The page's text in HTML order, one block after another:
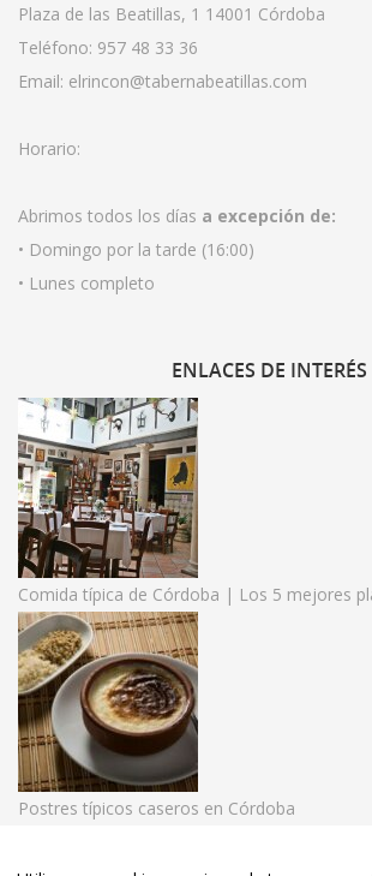
Plaza de las Beatillas, 1 14001 Córdoba
Teléfono: 957 48 33 36
Email: elrincon@tabernabeatillas.com
Horario:
Abrimos todos los días a excepción de:
• Domingo por la tarde (16:00)
• Lunes completo
ENLACES DE INTERÉS
Comida típica de Córdoba | Los 5 mejores
Postres típicos caseros en Córdoba